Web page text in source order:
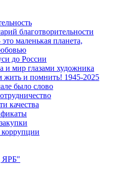
благотворительности
маленькая планета,
до России
и мир глазами художника
жить и помнить! 1945-2025
было слово
качества
ЯРБ"